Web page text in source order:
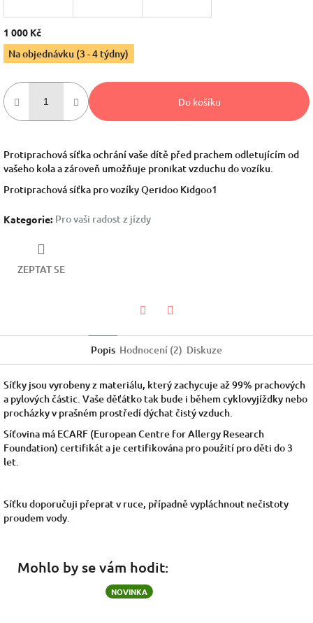
1 000 Kč
Měrná
cena:
Na objednávku (3 - 4 týdny)
Do košíku
Protiprachová síťka ochrání vaše dítě před prachem odletujícím od
vašeho kola a zároveň umožňuje pronikat vzduchu do vozíku.
Protiprachová síťka pro vozíky Qeridoo Kidgoo1
Kategorie: Pro vaši radost z jízdy
ZEPTAT SE
Popis Hodnocení (2) Diskuze
Síťky jsou vyrobeny z materiálu, který zachycuje až 99% prachových
a pylových částic. Vaše děťátko tak bude i během cyklovyjíždky nebo
procházky v prašném prostředí dýchat čistý vzduch.
Síťovina má ECARF (European Centre for Allergy Research
Foundation) certifikát a je certifikována pro použití pro děti do 3
let.
Síťku doporučuji přeprat v ruce, případně vypláchnout nečistoty
proudem vody.
Mohlo by se vám hodit:
NOVINKA